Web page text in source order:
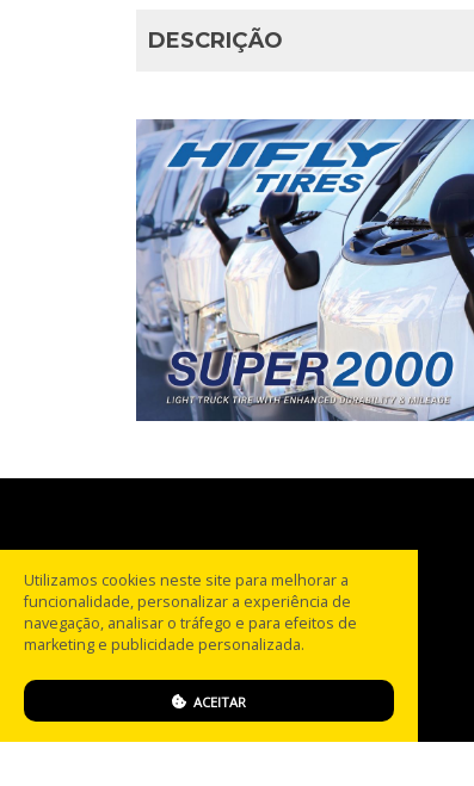
DESCRIÇÃO
Com mais de 20 anos na
se referência no segmento de
pneus multimarcas em MG.
Utilizamos cookies neste site para melhorar a
funcionalidade, personalizar a experiência de
navegação, analisar o tráfego e para efeitos de
marketing e publicidade personalizada.
ACEITAR